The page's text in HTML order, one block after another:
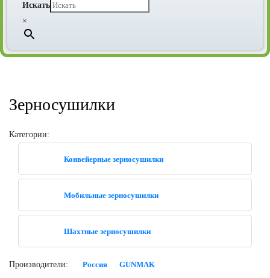
Искать
×
Зерносушилки
Категории:
Конвейерные зерносушилки
Мобильные зерносушилки
Шахтные зерносушилки
Производители: Россия GUNMAK